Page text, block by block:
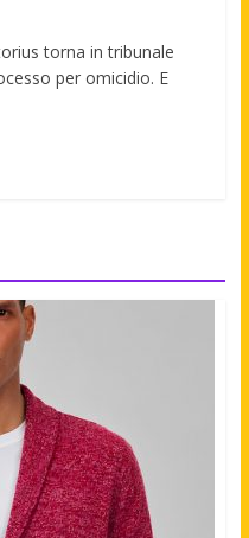
torna in tribunale
per omicidio. E